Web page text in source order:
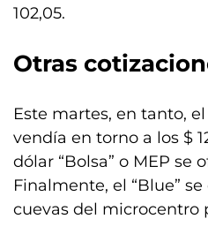
102,05.
Otras
Este martes, en tanto,
vendía en torno a los $
dólar “Bolsa” o MEP se
Finalmente, el “Blue”
cuevas del microcentro